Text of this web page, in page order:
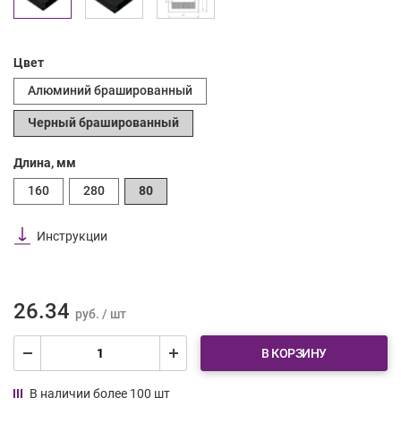
Цвет
Алюминий брашированный
Черный брашированный
Длина, мм
160
280 80
Инструкции
26.34 руб. / шт
В КОРЗИНУ
В наличии более 100 шт